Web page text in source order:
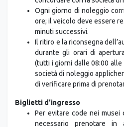
Ogni giorno di noleggio
ore; il veicolo deve essere
minuti successivi.
Il ritiro e la riconsegna
durante gli orari di
(tutti i giorni dalle 08:00 alle
società di noleggio
di verificare prima di
Per evitare code nei musei
necessario prenotare in